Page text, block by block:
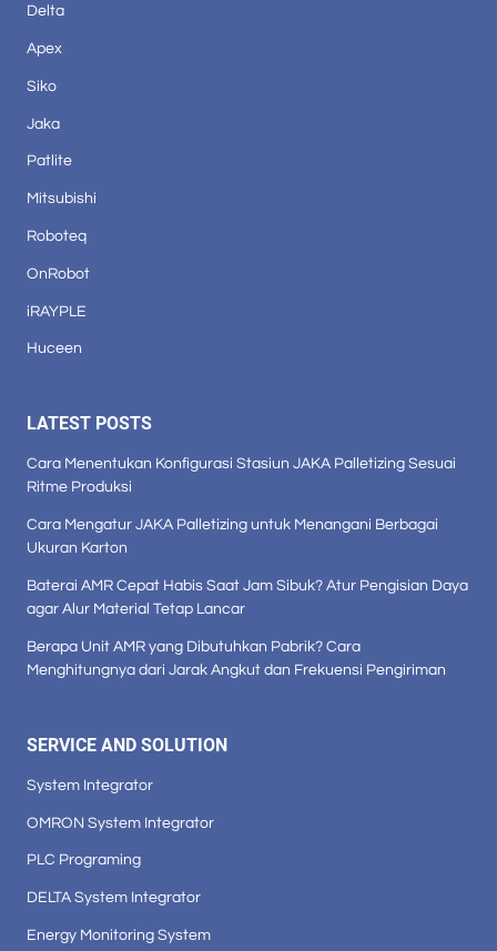
Delta
Apex
Siko
Jaka
Patlite
Mitsubishi
Roboteq
OnRobot
iRAYPLE
Huceen
LATEST POSTS
Cara Menentukan Konfigurasi Stasiun JAKA Palletizing Sesuai
Ritme Produksi
Cara Mengatur JAKA Palletizing untuk Menangani Berbagai
Ukuran Karton
Baterai AMR Cepat Habis Saat Jam Sibuk? Atur Pengisian Daya
agar Alur Material Tetap Lancar
Berapa Unit AMR yang Dibutuhkan Pabrik? Cara
Menghitungnya dari Jarak Angkut dan Frekuensi Pengiriman
SERVICE AND SOLUTION
System Integrator
OMRON System Integrator
PLC Programing
DELTA System Integrator
Energy Monitoring System